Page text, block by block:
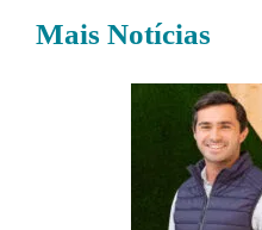
Mais Notícias